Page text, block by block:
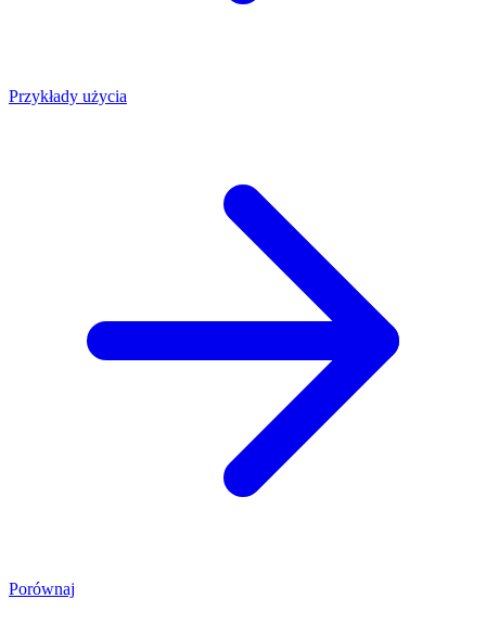
Przykłady użycia
Porównaj